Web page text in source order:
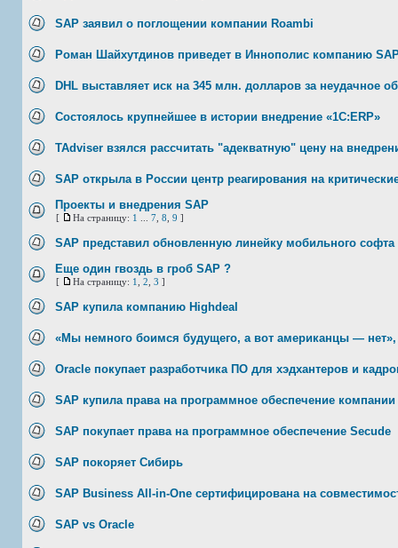
SAP заявил о поглощении компании Roambi
Роман Шайхутдинов приведет в Иннополис компанию
DHL выставляет иск на 345 млн. долларов за неудачное
Состоялось крупнейшее в истории внедрение «1С:ERP»
TAdviser взялся рассчитать "адекватную" цену на
SAP открыла в России центр реагирования на
Проекты и внедрения SAP
[ На страницу: 1 7 8 9 ]
SAP представил обновленную линейку мобильного софта
Еще один гвоздь в гроб SAP ?
[ На страницу: 1 2 3 ]
SAP купила компанию Highdeal
«Мы немного боимся будущего, а вот американцы —
Oracle покупает разработчика ПО для хэдхантеров и
SAP купила права на программное обеспечение компании
SAP покупает права на программное обеспечение Secude
SAP покоряет Сибирь
SAP Business All-in-One сертифицирована на
SAP vs Oracle